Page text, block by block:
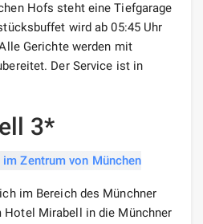
Hofs steht eine Tiefgarage
wird ab 05:45 Uhr
Gerichte werden mit
Der Service ist in
3*
im Bereich des Münchner
Hotel Mirabell in die Münchner